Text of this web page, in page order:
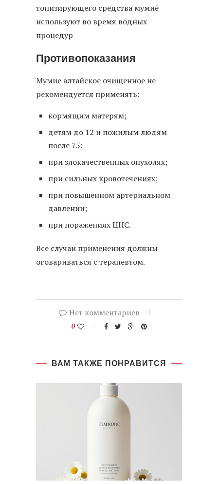
тонизирующего средства мумиё
используют во время водных
процедур
Противопоказания
Мумие алтайское очищенное не
рекомендуется применять:
кормящим матерям;
детям до 12 и пожилым людям
после 75;
при злокачественных опухолях;
при сильных кровотечениях;
при повышенном артериальном
давлении;
при поражениях ЦНС.
Все случаи применения должны
оговариваться с терапевтом.
Нет комментариев
0
ВАМ ТАКЖЕ ПОНРАВИТСЯ